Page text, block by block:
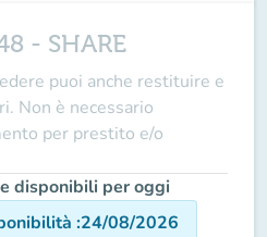
- SHARE
puoi anche restituire e
Non è necessario
per prestito e/o
disponibili per oggi
:24/08/2026